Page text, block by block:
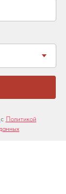
с Политикой